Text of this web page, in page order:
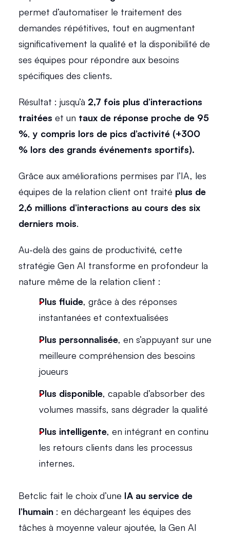
permet d’automatiser le traitement des
demandes répétitives, tout en augmentant
significativement la qualité et la disponibilité de
ses équipes pour répondre aux besoins
spécifiques des clients.
Résultat : jusqu’à 2,7 fois plus d’interactions
traitées et un taux de réponse proche de 95
%, y compris lors de pics d’activité (+300
% lors des grands événements sportifs).
Grâce aux améliorations permises par l’IA, les
équipes de la relation client ont traité plus de
2,6 millions d’interactions au cours des six
derniers mois.
Au-delà des gains de productivité, cette
stratégie Gen AI transforme en profondeur la
nature même de la relation client :
Plus fluide, grâce à des réponses
instantanées et contextualisées
Plus personnalisée, en s’appuyant sur une
meilleure compréhension des besoins
joueurs
Plus disponible, capable d’absorber des
volumes massifs, sans dégrader la qualité
Plus intelligente, en intégrant en continu
les retours clients dans les processus
internes.
Betclic fait le choix d’une IA au service de
l’humain : en déchargeant les équipes des
tâches à moyenne valeur ajoutée, la Gen AI